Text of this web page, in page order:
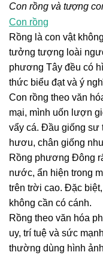
Con rồng và tượng
Con rồng
Rồng là con vật
tưởng tượng loài
phương Tây đều có
thức biểu đạt và ý
Con rồng theo văn
mại, mình uốn lượn
vẩy cá. Đầu giống sư
hươu, chân giống
Rồng phương Đông
nước, ẩn hiện trong
trên trời cao. Đặc
không cần có cánh.
Rồng theo văn hóa
uy, trí tuệ và sức
thường dùng hình